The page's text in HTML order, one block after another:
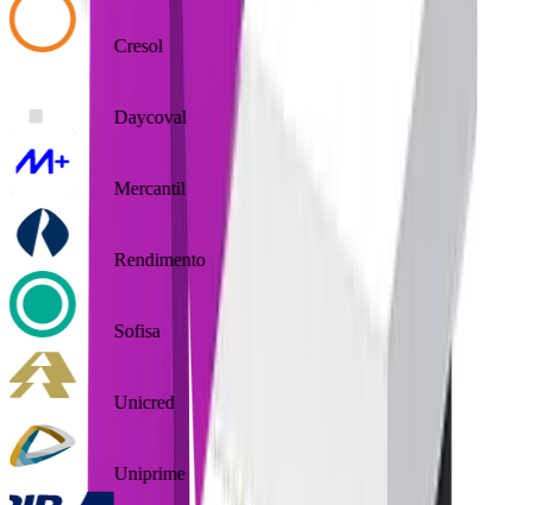
Cresol
Daycoval
Mercantil
Rendimento
Sofisa
Unicred
Uniprime